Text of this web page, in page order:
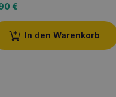
€
In den Warenkorb